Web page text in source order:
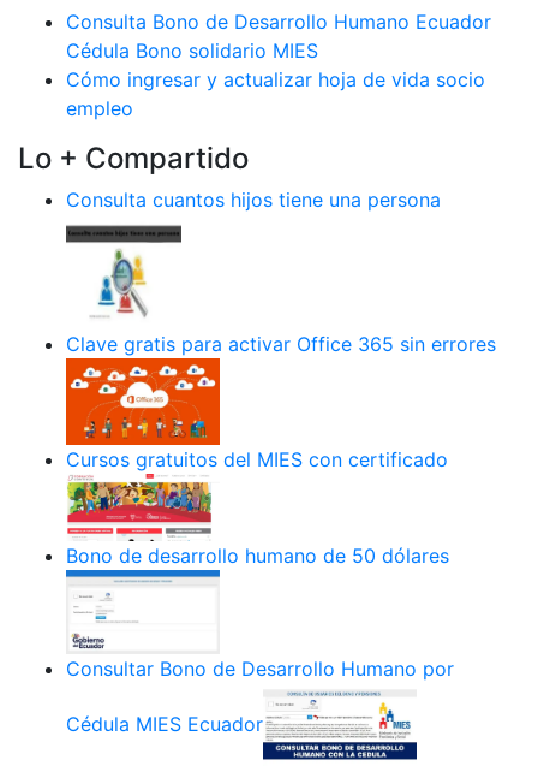
Consulta Bono de Desarrollo Humano Ecuador
Cédula Bono solidario MIES
Cómo ingresar y actualizar hoja de vida socio
empleo
Lo + Compartido
Consulta cuantos hijos tiene una persona
Clave gratis para activar Office 365 sin errores
Cursos gratuitos del MIES con certificado
Bono de desarrollo humano de 50 dólares
Consultar Bono de Desarrollo Humano por
Cédula MIES Ecuador